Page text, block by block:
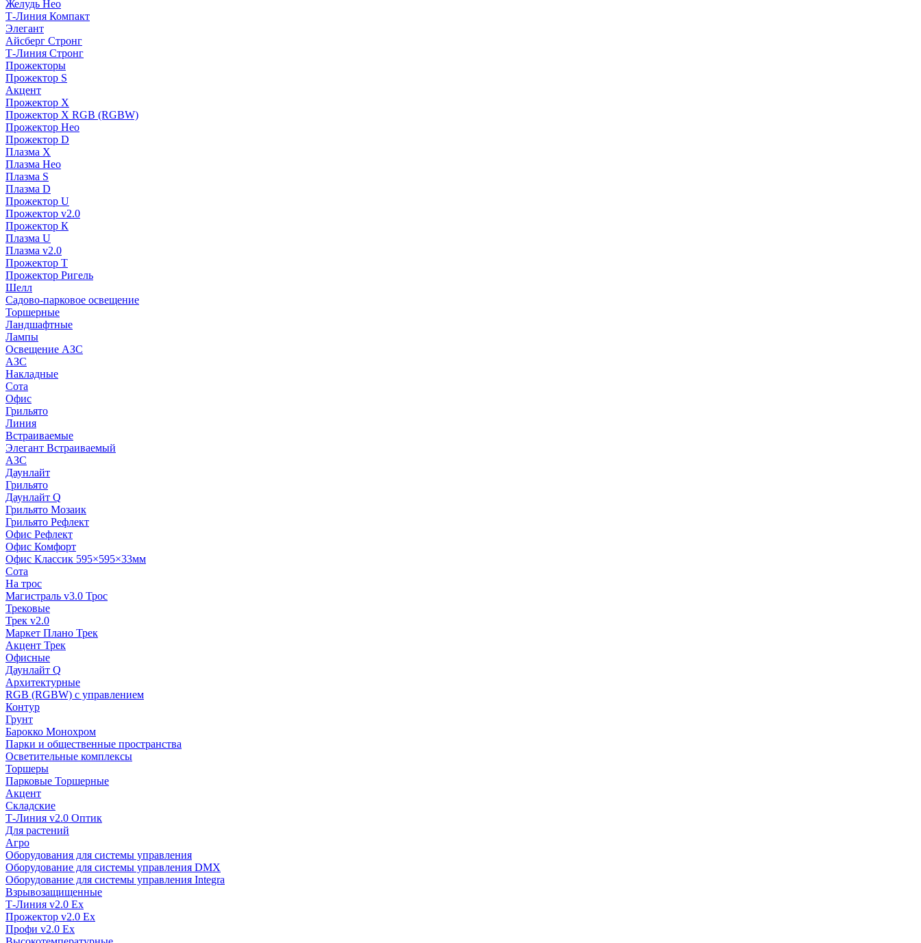
Желудь Нео
Т-Линия Компакт
Элегант
Айсберг Стронг
Т-Линия Стронг
Прожекторы
Прожектор S
Акцент
Прожектор X
Прожектор Х RGB (RGBW)
Прожектор Нео
Прожектор D
Плазма X
Плазма Нео
Плазма S
Плазма D
Прожектор U
Прожектор v2.0
Прожектор К
Плазма U
Плазма v2.0
Прожектор Т
Прожектор Ригель
Шелл
Садово-парковое освещение
Торшерные
Ландшафтные
Лампы
Освещение АЗС
АЗС
Накладные
Сота
Офис
Грильято
Линия
Встраиваемые
Элегант Встраиваемый
АЗС
Даунлайт
Грильято
Даунлайт Q
Грильято Мозаик
Грильято Рефлект
Офис Рефлект
Офис Комфорт
Офис Классик 595×595×33мм
Сота
На трос
Магистраль v3.0 Трос
Трековые
Трек v2.0
Маркет Плано Трек
Акцент Трек
Офисные
Даунлайт Q
Архитектурные
RGB (RGBW) с управлением
Контур
Грунт
Барокко Монохром
Парки и общественные пространства
Осветительные комплексы
Торшеры
Парковые Торшерные
Акцент
Складские
Т-Линия v2.0 Оптик
Для растений
Агро
Оборудования для системы управления
Оборудование для системы управления DMX
Оборудование для системы управления Integra
Взрывозащищенные
Т-Линия v2.0 Ex
Прожектор v2.0 Ex
Профи v2.0 Ex